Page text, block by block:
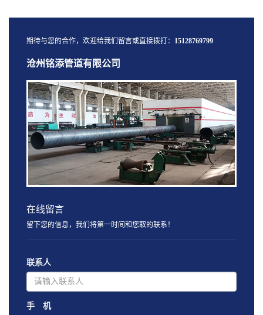
期待与您的合作，欢迎给我们留言或直接拨打： 15128769799
沧州铭添管道有限公司
在线留言
留下您的信息，我们将第一时间和您取的联系！
联系人
手 机